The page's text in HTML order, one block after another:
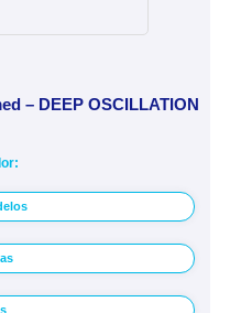
– DEEP OSCILLATION